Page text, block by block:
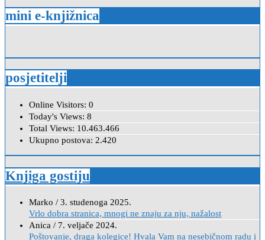
mini e-knjižnica
posjetitelji
Online Visitors: 0
Today's Views: 8
Total Views: 10.463.466
Ukupno postova: 2.420
Knjiga gostiju
Marko / 3. studenoga 2025.
Vrlo dobra stranica, mnogi ne znaju za nju, nažalost
Anica / 7. veljače 2024.
Poštovanje, draga kolegice! Hvala Vam na nesebičnom radu i